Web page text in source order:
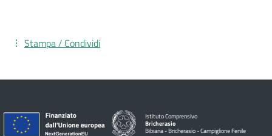
Stampa / Condividi
Istituto Comprensivo
Bricherasio
Bibiana - Bricherasio - Campiglione Fenile